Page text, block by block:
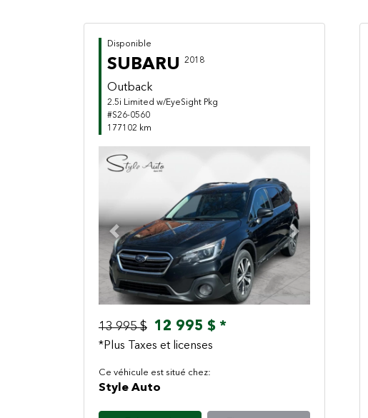
Disponible
SUBARU 2018
Outback
2.5i Limited w/EyeSight Pkg
#S26-0560
177102 km
Previous Next
13 995 $ 12 995 $ *
*Plus Taxes et licenses
Ce véhicule est situé chez:
Style Auto